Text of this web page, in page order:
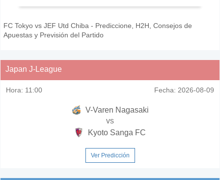
FC Tokyo vs JEF Utd Chiba - Prediccione, H2H, Consejos de
Apuestas y Previsión del Partido
Japan J-League
Hora: 11:00 Fecha: 2026-08-09
V-Varen Nagasaki
vs
Kyoto Sanga FC
Ver Predicción